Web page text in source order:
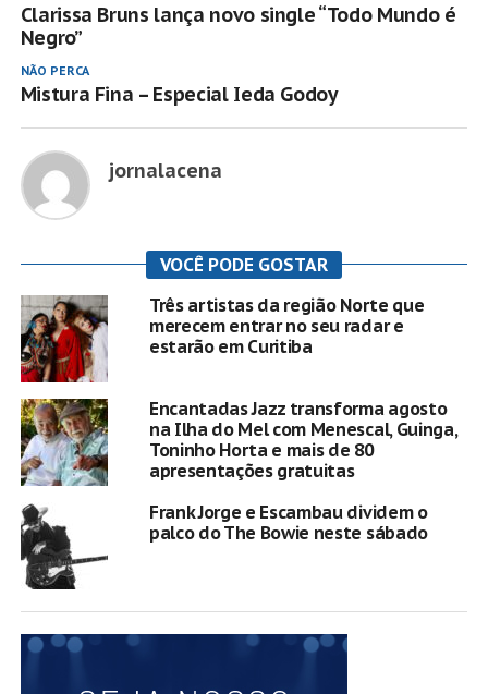
Clarissa Bruns lança novo single “Todo Mundo é
Negro”
NÃO PERCA
Mistura Fina – Especial Ieda Godoy
jornalacena
VOCÊ PODE GOSTAR
Três artistas da região Norte que
merecem entrar no seu radar e
estarão em Curitiba
Encantadas Jazz transforma agosto
na Ilha do Mel com Menescal, Guinga,
Toninho Horta e mais de 80
apresentações gratuitas
Frank Jorge e Escambau dividem o
palco do The Bowie neste sábado